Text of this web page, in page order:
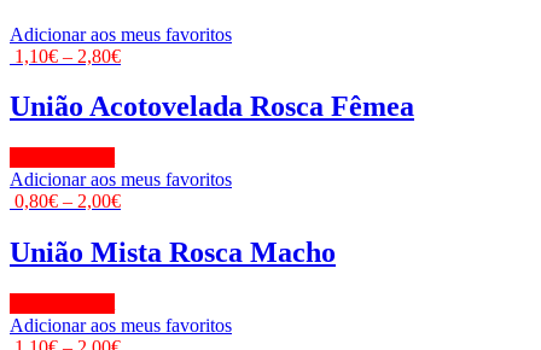
Adicionar aos meus favoritos
1,10€ – 2,80€
União Acotovelada Rosca Fêmea
Adicionar aos meus favoritos
0,80€ – 2,00€
União Mista Rosca Macho
Adicionar aos meus favoritos